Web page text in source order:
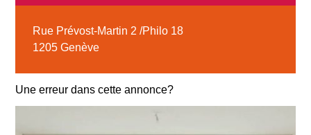
Rue Prévost-Martin 2 /Philo 18
1205 Genève
Une erreur dans cette annonce?